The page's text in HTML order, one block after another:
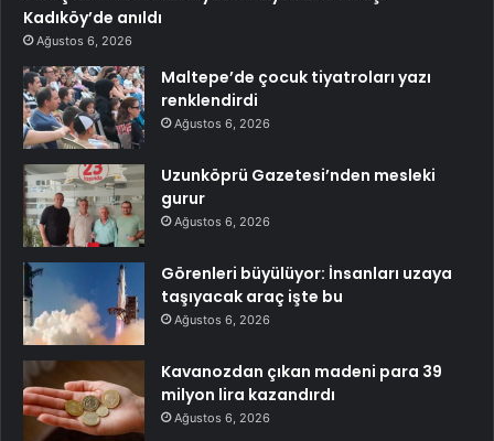
Kadıköy’de anıldı
Ağustos 6, 2026
Maltepe’de çocuk tiyatroları yazı
renklendirdi
Ağustos 6, 2026
Uzunköprü Gazetesi’nden mesleki
gurur
Ağustos 6, 2026
Görenleri büyülüyor: İnsanları uzaya
taşıyacak araç işte bu
Ağustos 6, 2026
Kavanozdan çıkan madeni para 39
milyon lira kazandırdı
Ağustos 6, 2026